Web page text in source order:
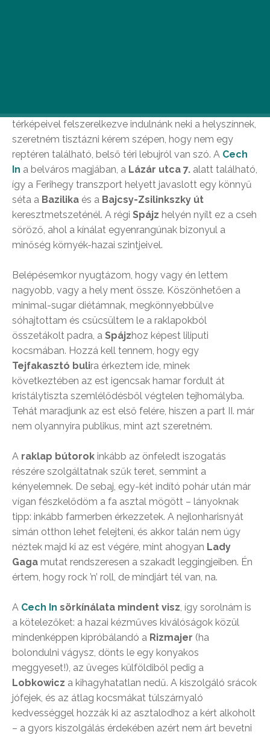
térképeivel felszerelkezve indulnánk neki a helyszínnek,
szeretném tisztázni kérem szépen, hogy nem egy
reptéren található, belső téri lebujról van szó. A Cech
In a belváros magjában, a Lázár utca 7. alatt található,
így a Ferihegy transzport helyett javaslott egy könnyű
séta a Bazilika és a Bajcsy-Zsilinkszky út
keresztmetszeténél. A régi Spájz helyén nyílt ez a cseh
söröző, ahol a kínálat egyenrangúnak bizonyul a
minőség környék-hazai szintjeivel.
Belépésemkor nyugtázom, hogy vagy én lettem
nagyobb, vagy a hely ment össze. Köszönhetően a
minimal-sugar diétámnak, megkönnyebbülve
sóhajtottam és csücsültem le a raklapokból
összetákolt padra, a Spájzhoz képest liliputi
kocsmában. Hozzá kell tennem, hogy egy
Tejfakasztó bulira érkeztem ide, minek
következtében az est igencsak hamar fordult át
kristálytiszta szemlélődésből végtelen tejhomályba.
Tehát maradjunk az est első felére, hiszen a part II. már
nem olyannyira publikus, mint azt szeretném.
A raklap bútorok inkább az önfeledt iszogatás
részére szolgáltatnak szűk teret, semmint a
kényelemnek. De sebaj, egy-két indító pohár után már
vígan fészkelődöm a fa asztal mögött – lányoknak
tipp: inkább farmerben érkezzetek. A nejlonharisnyát
simán otthon lehet felejteni, és akkor talán nem úgy
néztek majd ki az est végére, mint ahogyan Lady
Gaga mutat rendszeresen a szakadt leggingjeiben. Én
értem, hogy rock ’n’ roll, de mindjárt tél van, na.
A Cech In sörkínálata mindent visz, így sorolnám is
a kötelezőket: a hazai kézműves kiválóságok közül
mindenképpen kipróbálandó a Rizmajer (ha
bolondulni vágysz, dönts le egy konyakos
meggyeset!), az üveges külföldiből pedig a
Lobkowicz a kihagyhatatlan nedű. A kiszolgáló srácok
jófejek, és az átlag kocsmákat túlszárnyaló
kedvességgel hozzák ki az asztalodhoz a kért alkoholt
– a gyors kiszolgálás érdekében azért nem árt bevetni